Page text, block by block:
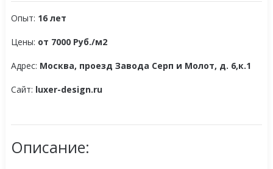
Опыт: 16 лет
Цены: от 7000 Pуб./м2
Адрес: Москва, проезд Завода Серп и Молот, д. 6,к.1
Сайт: luxer-design.ru
Описание: